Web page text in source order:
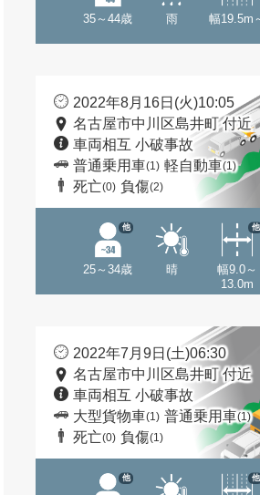
35～44歳 雨 幅19.5m
2022年8月16日(火)10:05
名古屋市中川区島井町 付近
車両相互 小破事故
普通乗用車(1) 軽自動車(1)
死亡(0) 負傷(2)
25～34歳
他
晴
幅9.0～
13.0m
他
2022年7月9日(土)06:30
名古屋市中川区島井町 付近
車両相互 小破事故
大型貨物車(1) 普通乗用車(1)
死亡(0) 負傷(1)
他 他